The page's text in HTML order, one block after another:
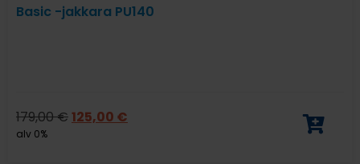
Basic -jakkara PU140
179,00€125,00 €
alv 0%